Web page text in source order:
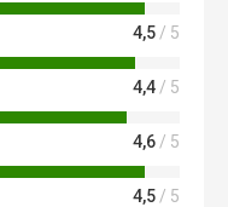
za
4,5 / 5
4,4 / 5
4,6 / 5
4,5 / 5